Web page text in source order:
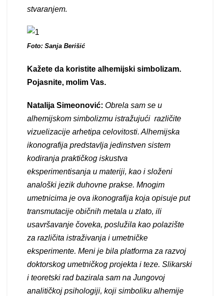
stvaranjem.
Foto: Sanja Berišić
Kažete da koristite alhemijski simbolizam.
Pojasnite, molim Vas.
Natalija Simeonović: Obrela sam se u
alhemijskom simbolizmu istražujući različite
vizuelizacije arhetipa celovitosti. Alhemijska
ikonografija predstavlja jedinstven sistem
kodiranja praktičkog iskustva
eksperimentisanja u materiji, kao i složeni
analoški jezik duhovne prakse. Mnogim
umetnicima je ova ikonografija koja opisuje put
transmutacije običnih metala u zlato, ili
usavršavanje čoveka, poslužila kao polazište
za različita istraživanja i umetničke
eksperimente. Meni je bila platforma za razvoj
doktorskog umetničkog projekta i teze. Slikarski
i teoretski rad bazirala sam na Jungovoj
analitičkoj psihologiji, koji simboliku alhemije